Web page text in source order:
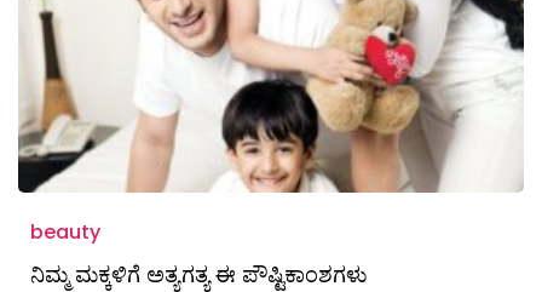
beauty
ನಿಮ್ಮ ಮಕ್ಕಳಿಗೆ ಅತ್ಯಗತ್ಯ ಈ ಪೌಷ್ಟಿಕಾಂಶಗಳು